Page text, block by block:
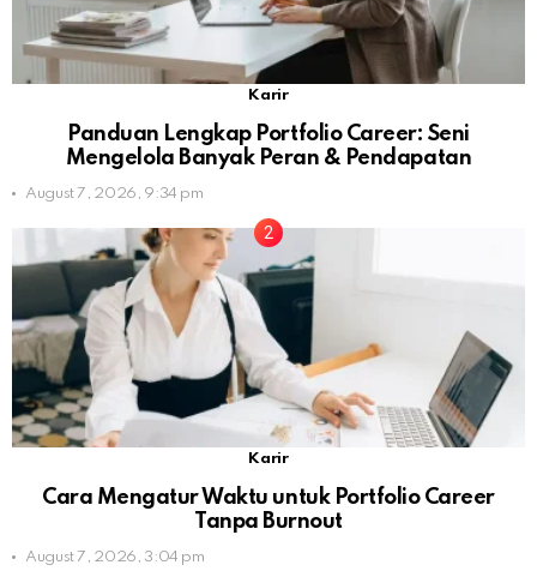
Karir
Panduan Lengkap Portfolio Career: Seni
Mengelola Banyak Peran & Pendapatan
August 7, 2026, 9:34 pm
Karir
Cara Mengatur Waktu untuk Portfolio Career
Tanpa Burnout
August 7, 2026, 3:04 pm